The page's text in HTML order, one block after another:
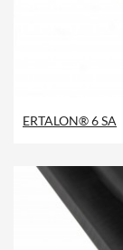
ERTALON® 6 SA